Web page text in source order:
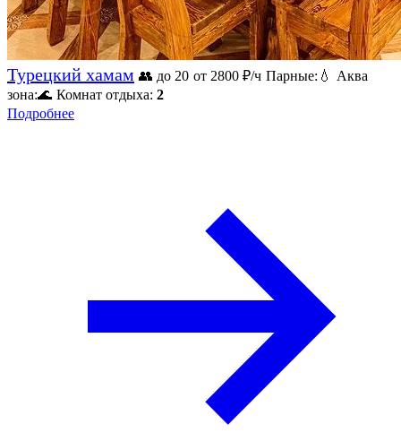
Турецкий хамам 👥 до 20 от 2800 ₽/ч Парные: 💧 Аква
зона:🌊 Комнат отдыха: 2
Подробнее